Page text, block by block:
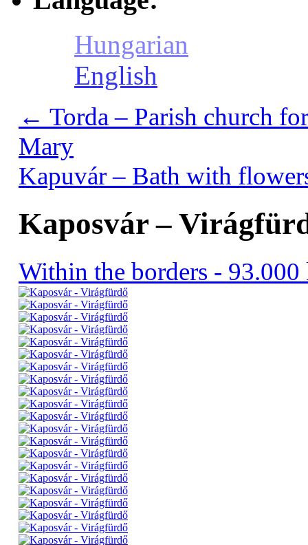
Hungarian
English
← Torda – Parish church
Mary
Kapuvár – Bath with
Kaposvár –
Within the borders - 93.000